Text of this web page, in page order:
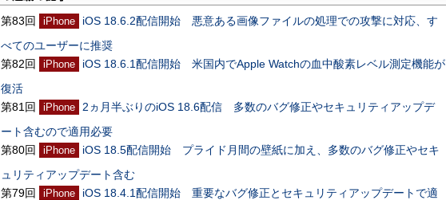
第83回 iPhone
iOS 18.6.2配信開始 悪意ある画像ファイルの処理での攻撃に対応、す
べてのユーザーに推奨
第82回
iPhone
iOS 18.6.1配信開始 米国内でApple Watchの血中酸素レベル測定機能が
復活
第81回
iPhone
2ヵ月半ぶりのiOS 18.6配信 多数のバグ修正やセキュリティアップデ
ート含むので適用必要
第80回
iPhone
iOS 18.5配信開始 プライド月間の壁紙に加え、多数のバグ修正やセキ
ュリティアップデート含む
第79回
iPhone
iOS 18.4.1配信開始 重要なバグ修正とセキュリティアップデートで適